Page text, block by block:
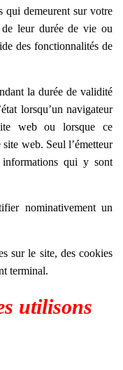
qui demeurent sur votre
de leur durée de vie ou
des fonctionnalités de
la durée de validité
lorsqu’un navigateur
web ou lorsque ce
web. Seul l’émetteur
qui y sont
nominativement un
sur le site, des cookies
terminal.
utilisons